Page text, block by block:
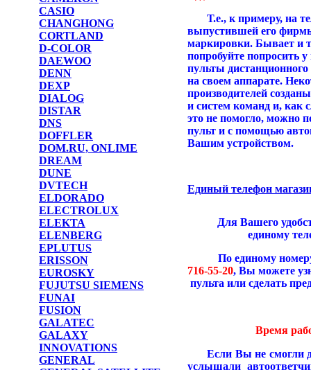
CASIO
CHANGHONG
CORTLAND
D-COLOR
DAEWOO
DENN
DEXP
DIALOG
DISTAR
DNS
DOFFLER
DOM.RU, ONLIME
DREAM
DUNE
DVTECH
ELDORADO
ELECTROLUX
ELEKTA
ELENBERG
EPLUTUS
ERISSON
EUROSKY
FUJUTSU SIEMENS
FUNAI
FUSION
GALATEC
GALAXY
INNOVATIONS
GENERAL
Т.е., к примеру, на
выпустившей его
маркировки. Бывает и
попробуйте попросить
пульты
на своем аппарате.
производителей
и систем команд и, как
это не помогло, можно
пульт и с помощью
Вашим устройством.
Единый телефон
Для Вашего
единому
По единому номеру
716-55-20, Вы можете
пульта или сделать
Время
Если Вы не смогли
услышали